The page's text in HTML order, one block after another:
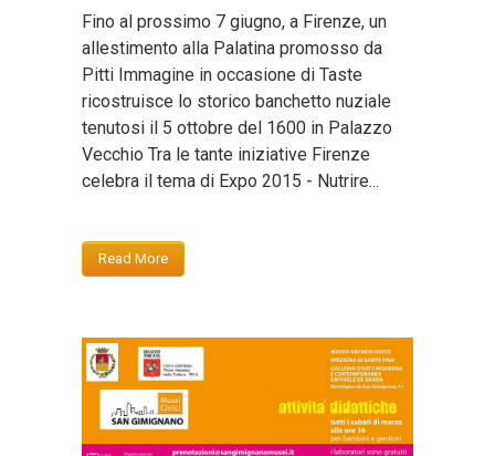
Fino al prossimo 7 giugno, a Firenze, un
allestimento alla Palatina promosso da
Pitti Immagine in occasione di Taste
ricostruisce lo storico banchetto nuziale
tenutosi il 5 ottobre del 1600 in Palazzo
Vecchio Tra le tante iniziative Firenze
celebra il tema di Expo 2015 - Nutrire...
Read More